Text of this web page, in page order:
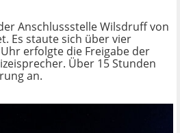
Anschlussstelle Wilsdruff von
Es staute sich über vier
erfolgte die Freigabe der
Über 15 Stunden
an.